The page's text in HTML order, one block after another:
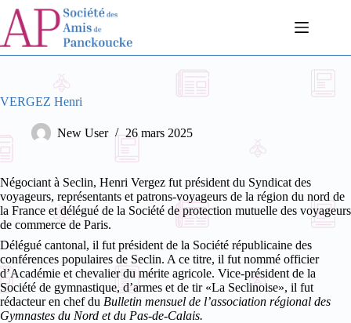
Passer
contenu
VERGEZ Henri
New User 26 mars 2025
Négociant à Seclin, Henri Vergez fut président du Syndicat des
voyageurs, représentants et patrons-voyageurs de la région du nord de
la France et délégué de la Société de protection mutuelle des voyageurs
de commerce de Paris.
Délégué cantonal, il fut président de la Société républicaine des
conférences populaires de Seclin. A ce titre, il fut nommé officier
d’Académie et chevalier du mérite agricole. Vice-président de la
Société de gymnastique, d’armes et de tir «La Seclinoise», il fut
rédacteur en chef du Bulletin mensuel de l’association régional des
Gymnastes du Nord et du Pas-de-Calais.